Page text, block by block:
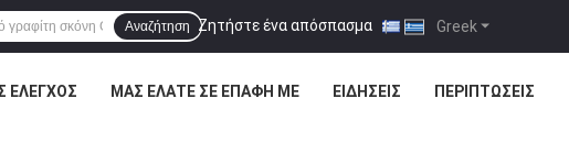
Greek
Ζητήστε ένα απόσπασμα |
Αναζήτηση
ΈΛΕΓΧΟΣ ΜΑΣ ΕΛΆΤΕ ΣΕ ΕΠΑΦΉ ΜΕ ΕΙΔΉΣΕΙΣ ΠΕΡΙΠΤΏΣΕΙΣ